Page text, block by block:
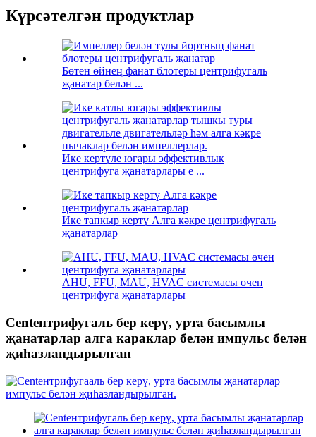
Күрсәтелгән продуктлар
Бөтен өйнең фанат блотеры центрифугаль
җанатар белән ...
Ике кертүле югары эффективлык
центрифуга җанатарлары e ...
Ике тапкыр кертү Алга кәкре центрифугаль
җанатарлар
AHU, FFU, MAU, HVAC системасы өчен
центрифуга җанатарлары
Centентрифугаль бер керү, урта басымлы
җанатарлар алга караклар белән импульс белән
җиһазландырылган